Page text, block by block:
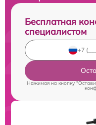
Бесплатная
специалистом
Нажимая на кнопку